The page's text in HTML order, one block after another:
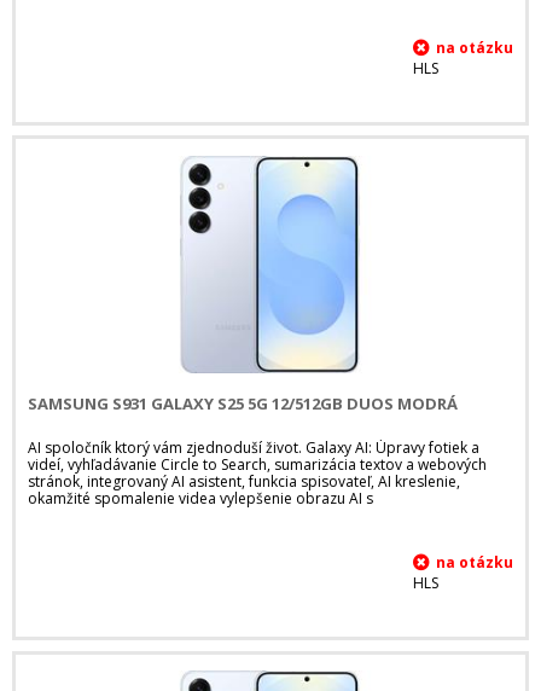
HLS
SAMSUNG S931 GALAXY S25 5G 12/512GB DUOS MODRÁ
AI spoločník ktorý vám zjednoduší život. Galaxy AI: Úpravy fotiek a
videí, vyhľadávanie Circle to Search, sumarizácia textov a webových
stránok, integrovaný AI asistent, funkcia spisovateľ, AI kreslenie,
okamžité spomalenie videa vylepšenie obrazu AI s
HLS